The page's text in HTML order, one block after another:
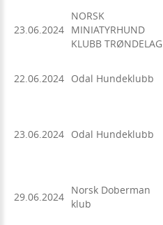
23.06.2024
NORSK
MINIATYRHUND
KLUBB TRØNDELAG
22.06.2024 Odal Hundeklubb
23.06.2024 Odal Hundeklubb
29.06.2024
Norsk Doberman
klub